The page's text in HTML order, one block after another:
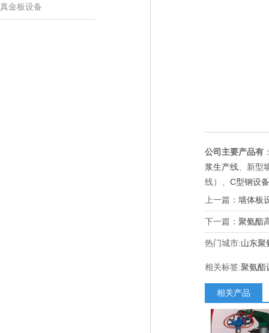
真金板设备
公司主要产品有
浆生产线 、新型
线）、 C型钢设备
上一篇： 墙体板
下一篇： 聚氨酯
热门城市:山东聚
相关标签:聚氨酯
相关产品